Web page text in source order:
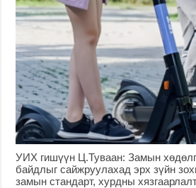
УИХ гишүүн Ц.Туваан: Замын
байдлыг сайжруулахад эрх зүйн
замын стандарт, хурдны